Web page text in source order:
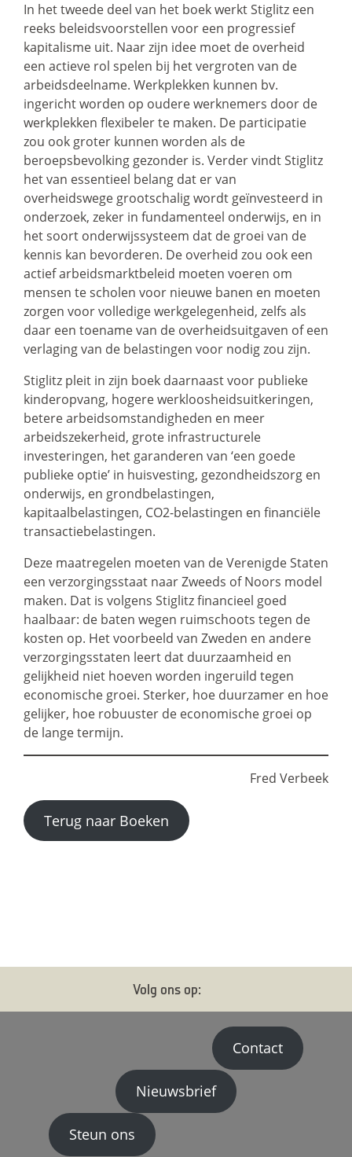
In het tweede deel van het boek werkt Stiglitz een
reeks beleidsvoorstellen voor een progressief
kapitalisme uit. Naar zijn idee moet de overheid
een actieve rol spelen bij het vergroten van de
arbeidsdeelname. Werkplekken kunnen bv.
ingericht worden op oudere werknemers door de
werkplekken flexibeler te maken. De participatie
zou ook groter kunnen worden als de
beroepsbevolking gezonder is. Verder vindt Stiglitz
het van essentieel belang dat er van
overheidswege grootschalig wordt geïnvesteerd in
onderzoek, zeker in fundamenteel onderwijs, en in
het soort onderwijssysteem dat de groei van de
kennis kan bevorderen. De overheid zou ook een
actief arbeidsmarktbeleid moeten voeren om
mensen te scholen voor nieuwe banen en moeten
zorgen voor volledige werkgelegenheid, zelfs als
daar een toename van de overheidsuitgaven of een
verlaging van de belastingen voor nodig zou zijn.
Stiglitz pleit in zijn boek daarnaast voor publieke
kinderopvang, hogere werkloosheidsuitkeringen,
betere arbeidsomstandigheden en meer
arbeidszekerheid, grote infrastructurele
investeringen, het garanderen van ‘een goede
publieke optie’ in huisvesting, gezondheidszorg en
onderwijs, en grondbelastingen,
kapitaalbelastingen, CO2-belastingen en financiële
transactiebelastingen.
Deze maatregelen moeten van de Verenigde Staten
een verzorgingsstaat naar Zweeds of Noors model
maken. Dat is volgens Stiglitz financieel goed
haalbaar: de baten wegen ruimschoots tegen de
kosten op. Het voorbeeld van Zweden en andere
verzorgingsstaten leert dat duurzaamheid en
gelijkheid niet hoeven worden ingeruild tegen
economische groei. Sterker, hoe duurzamer en hoe
gelijker, hoe robuuster de economische groei op
de lange termijn.
Fred Verbeek
Terug naar Boeken
Volg ons op:
Contact
Nieuwsbrief
Steun ons